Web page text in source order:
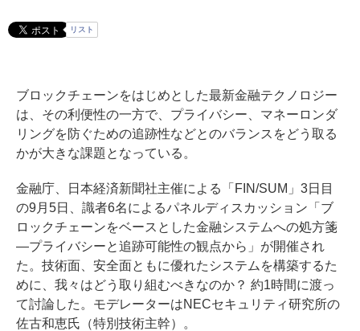
リスト
ブロックチェーンをはじめとした最新金融テクノロジー
は、その利便性の一方で、プライバシー、マネーロンダ
リングを防ぐための追跡性などとのバランスをどう取る
かが大きな課題となっている。
金融庁、日本経済新聞社主催による「FIN/SUM」3日目
の9月5日、識者6名によるパネルディスカッション「ブ
ロックチェーンをベースとした金融システムへの処方箋
―プライバシーと追跡可能性の観点から」が開催され
た。技術面、安全面ともに優れたシステムを構築するた
めに、我々はどう取り組むべきなのか？ 約1時間に渡っ
て討論した。モデレーターはNECセキュリティ研究所の
佐古和恵氏（特別技術主幹）。